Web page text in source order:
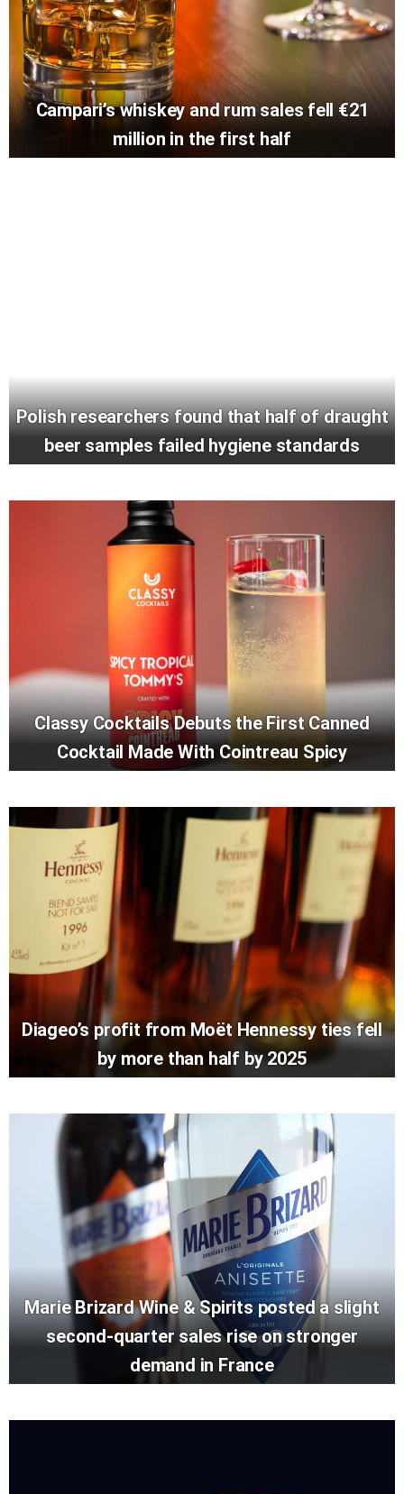
Campari’s whiskey and rum sales fell €21
million in the first half
Polish researchers found that half of draught
beer samples failed hygiene standards
Classy Cocktails Debuts the First Canned
Cocktail Made With Cointreau Spicy
Diageo’s profit from Moët Hennessy ties fell
by more than half by 2025
Marie Brizard Wine & Spirits posted a slight
second-quarter sales rise on stronger
demand in France